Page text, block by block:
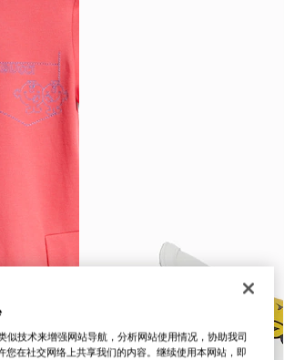
技术来增强网站导航，分析网站使用情况，协助我司
您在社交网络上共享我们的内容。继续使用本网站，即